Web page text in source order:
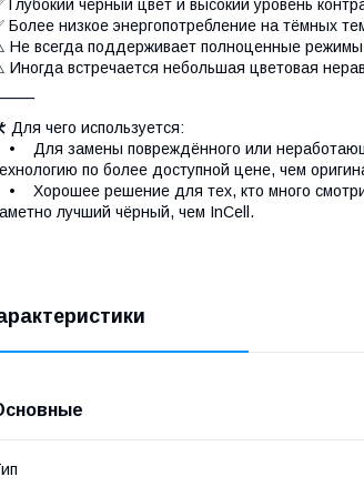
Глубокий чёрный цвет и высокий уровень
Более низкое энергопотребление на тёмных
Не всегда поддерживает полноценные режимы
Иногда встречается небольшая цветовая
Для чего используется:
• Для замены повреждённого или
по более доступной цене, чем
• Хорошее решение для тех, кто много
лучший чёрный, чем InCell.